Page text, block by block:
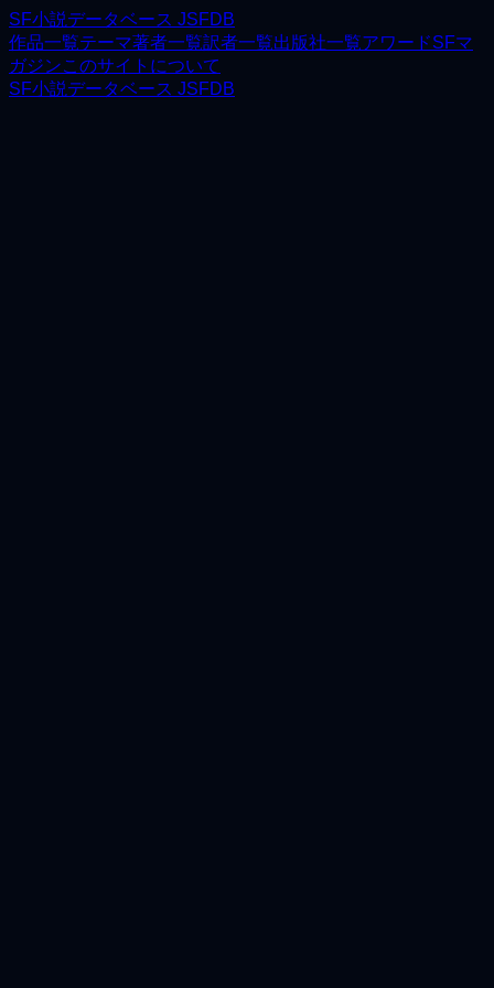
SF小説データベース JSFDB
作品一覧テーマ著者一覧訳者一覧出版社一覧アワードSFマ
ガジンこのサイトについて
SF小説データベース JSFDB